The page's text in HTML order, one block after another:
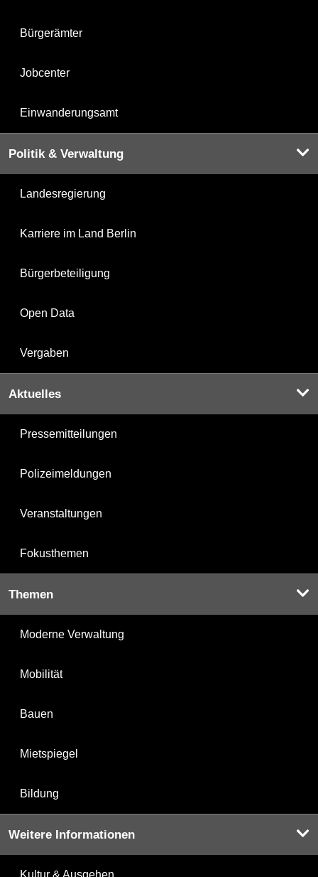
Bürgerämter
Jobcenter
Einwanderungsamt
Politik & Verwaltung
Landesregierung
Karriere im Land Berlin
Bürgerbeteiligung
Open Data
Vergaben
Aktuelles
Pressemitteilungen
Polizeimeldungen
Veranstaltungen
Fokusthemen
Themen
Moderne Verwaltung
Mobilität
Bauen
Mietspiegel
Bildung
Weitere Informationen
Kultur & Ausgehen